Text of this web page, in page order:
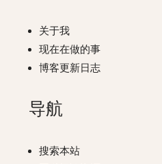
关于我
现在在做的事
博客更新日志
导航
搜索本站